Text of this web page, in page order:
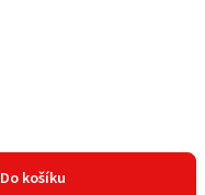
Do košíku